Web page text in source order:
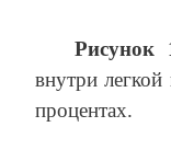
внутри
процентах.